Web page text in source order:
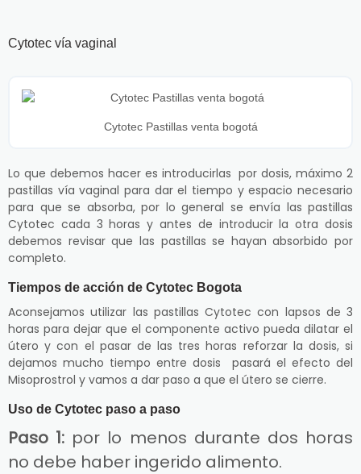
Cytotec vía vaginal
Cytotec Pastillas venta bogotá
Lo que debemos hacer es introducirlas por dosis, máximo 2
pastillas vía vaginal para dar el tiempo y espacio necesario
para que se absorba, por lo general se envía las pastillas
Cytotec cada 3 horas y antes de introducir la otra dosis
debemos revisar que las pastillas se hayan absorbido por
completo.
Tiempos de acción de Cytotec Bogota
Aconsejamos utilizar las pastillas Cytotec con lapsos de 3
horas para dejar que el componente activo pueda dilatar el
útero y con el pasar de las tres horas reforzar la dosis, si
dejamos mucho tiempo entre dosis pasará el efecto del
Misoprostrol y vamos a dar paso a que el útero se cierre.
Uso de Cytotec paso a paso
Paso 1: por lo menos durante dos horas
no debe haber ingerido alimento.